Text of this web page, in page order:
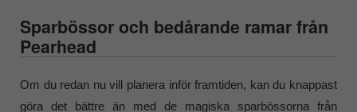
Sparbössor och bedårande ramar från
Pearhead
Om du redan nu vill planera inför framtiden, kan du knappast
göra det bättre än med de magiska sparbössorna från